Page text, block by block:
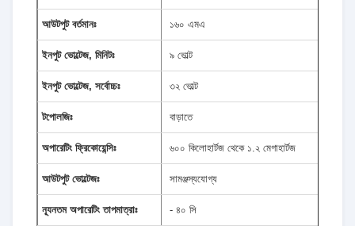
আউটপুট বর্তমানঃ ১৬০ এমএ
ইনপুট ভোল্টেজ, মিনিটঃ ৯ ভোল্ট
ইনপুট ভোল্টেজ, সর্বোচ্চঃ ৩২ ভোল্ট
টপোলজিঃ বাড়াতে
অপারেটিং ফ্রিকোয়েন্সিঃ ৬০০ কিলোহার্টজ থেকে ১.২ মেগাহার্টজ
আউটপুট ভোল্টেজঃ সামঞ্জস্যযোগ্য
ন্যূনতম অপারেটিং তাপমাত্রাঃ - ৪০ সি